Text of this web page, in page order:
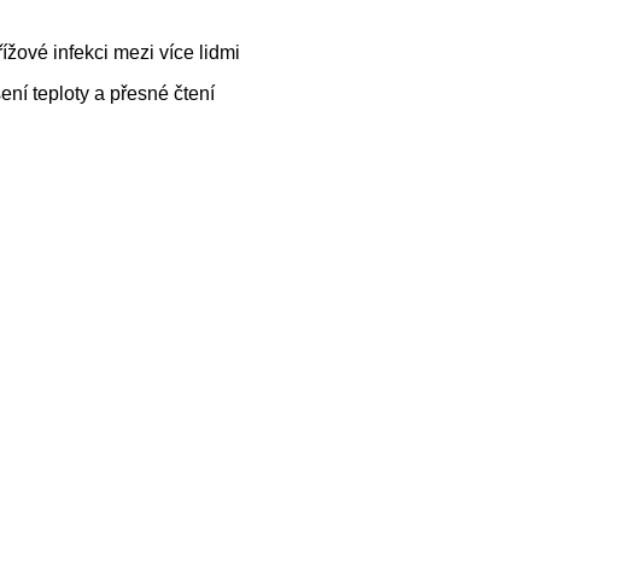
infekci mezi více lidmi
teploty a přesné čtení